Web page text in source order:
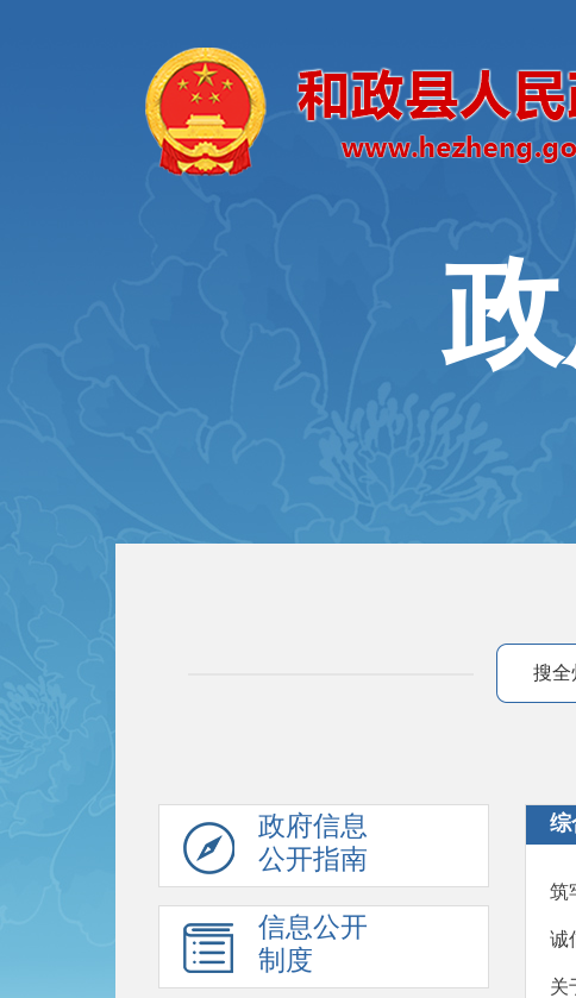
搜全
政府信息
公开指南
信息公开
制度
综
筑
诚
关